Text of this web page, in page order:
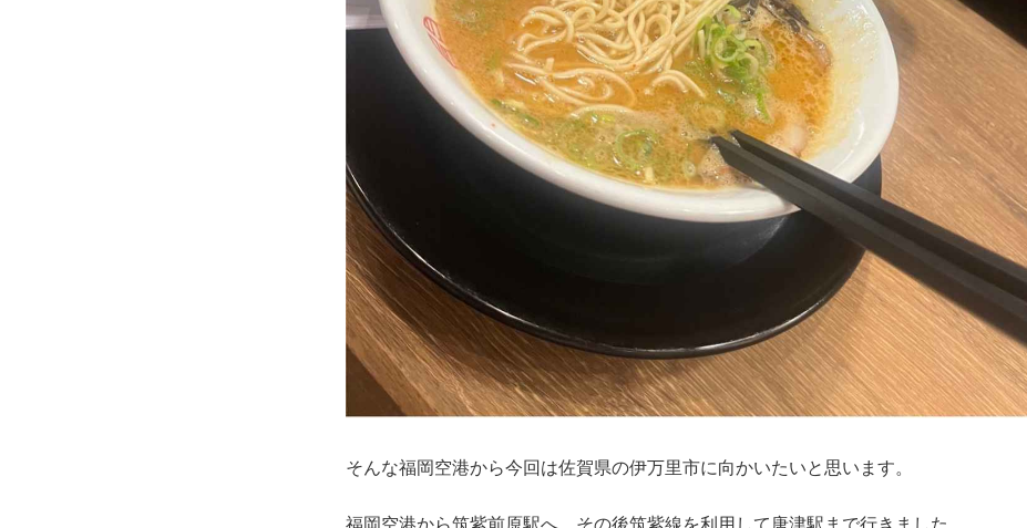
そんな福岡空港から今回は佐賀県の伊万里市に向かいたいと思います。
福岡空港から筑紫前原駅へ。その後筑紫線を利用して唐津駅まで行きました。